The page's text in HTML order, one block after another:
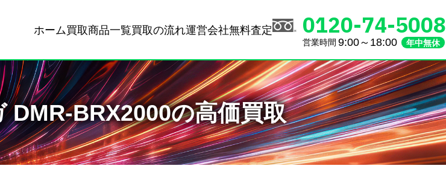
ホーム買取商品一覧買取の流れ運営会社無料査定 0120-74-5008
営業時間 9:00～18:00 年中無休
DMR-BRX2000の高価買取